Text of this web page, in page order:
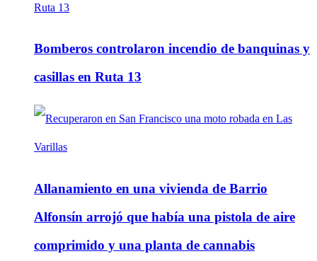
Bomberos controlaron incendio de banquinas y
casillas en Ruta 13
Allanamiento en una vivienda de Barrio
Alfonsín arrojó que había una pistola de aire
comprimido y una planta de cannabis